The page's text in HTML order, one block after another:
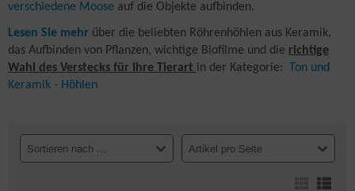
verschiedene Moose auf die Objekte aufbinden.
Lesen Sie mehr über die beliebten Röhrenhöhlen aus Keramik,
das Aufbinden von Pflanzen, wichtige Biofilme und die richtige
Wahl des Verstecks für Ihre Tierart in der Kategorie:
Ton und
Keramik - Höhlen
Sortieren nach ... Artikel pro Seite